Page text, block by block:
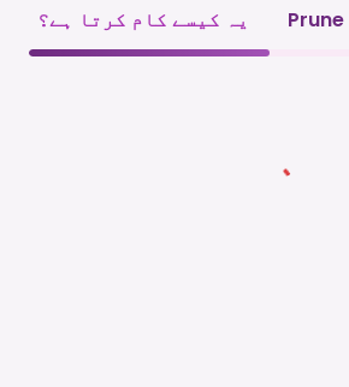
یہ کیسے کام کرتا ہے؟